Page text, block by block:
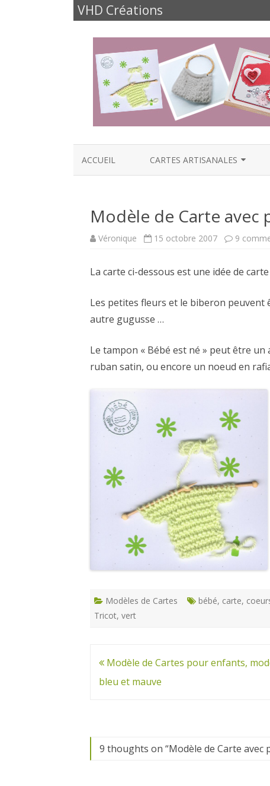
VHD Créations
ACCUEIL CARTES ARTISANALES
CARTES ANNIVERSAIRES
CARTES FÊTES ET FAMILLE
Modèle de Carte
Véronique 15 octobre 2007 9
La carte ci-dessous est une idée de
Les petites fleurs et le biberon peuvent
autre gugusse …
Le tampon « Bébé est né » peut être
ruban satin, ou encore un noeud en
Modèles de Cartes bébé, carte,
Tricot, vert
Navigation
de
Modèle de Cartes pour enfants,
bleu et mauve
9 thoughts on “Modèle de Carte